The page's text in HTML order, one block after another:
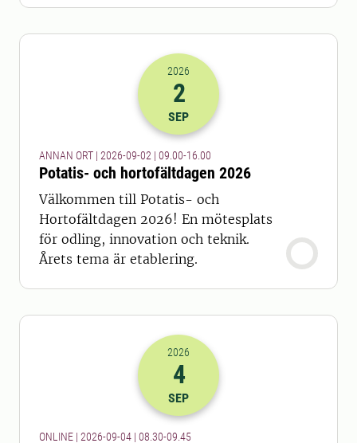
2026-02-09 07:00
2026
2
SEP
ANNAN ORT | 2026-09-02 | 09.00-16.00
Potatis- och hortofältdagen 2026
Välkommen till Potatis- och
Hortofältdagen 2026! En mötesplats
för odling, innovation och teknik.
Årets tema är etablering.
2026-04-09 06:30
2026
4
SEP
ONLINE | 2026-09-04 | 08.30-09.45